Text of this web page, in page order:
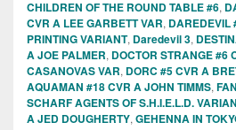
CHILDREN OF THE ROUND TABLE #6,
CVR A LEE GARBETT VAR, DAREDEVIL
PRINTING VARIANT, Daredevil 3,
A JOE PALMER, DOCTOR STRANGE #6
CASANOVAS VAR, DORC #5 CVR A
AQUAMAN #18 CVR A JOHN TIMMS,
SCHARF AGENTS OF S.H.I.E.L.D.
A JED DOUGHERTY, GEHENNA IN